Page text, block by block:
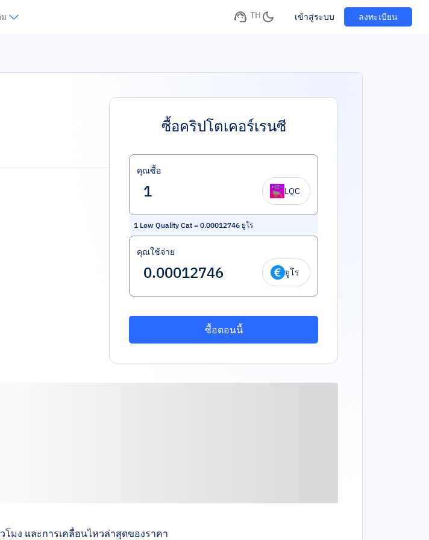
TH เข้าสู่ระบบ ลงทะเบียน
ซื้อคริปโตเคอร์เรนซี
คุณซื้อ
LQC
1 Low Quality Cat = 0.00012746 ยูโร
คุณใช้จ่าย
ยูโร
ซื้อตอนนี้
มง และการเคลื่อนไหวล่าสุดของราคา